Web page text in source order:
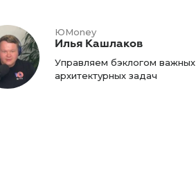
ЮMoney
Илья Кашлаков
Управляем бэклогом важных
архитектурных задач